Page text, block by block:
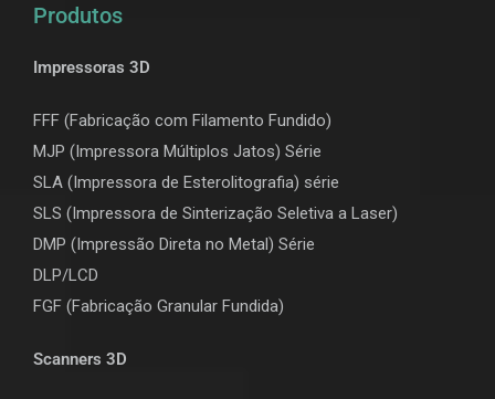
Produtos
Impressoras 3D
FFF (Fabricação com Filamento Fundido)
MJP (Impressora Múltiplos Jatos) Série
SLA (Impressora de Esterolitografia) série
SLS (Impressora de Sinterização Seletiva a Laser)
DMP (Impressão Direta no Metal) Série
DLP/LCD
FGF (Fabricação Granular Fundida)
Scanners 3D